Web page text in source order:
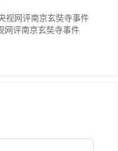
网评南京玄奘寺事件